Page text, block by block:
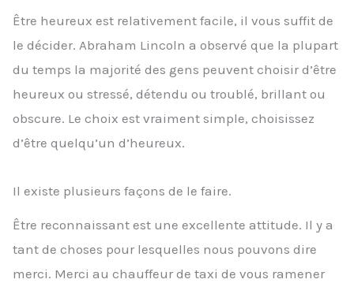
Être heureux est relativement facile, il vous suffit de
le décider. Abraham Lincoln a observé que la plupart
du temps la majorité des gens peuvent choisir d’être
heureux ou stressé, détendu ou troublé, brillant ou
obscure. Le choix est vraiment simple, choisissez
d’être quelqu’un d’heureux.
Il existe plusieurs façons de le faire.
Être reconnaissant est une excellente attitude. Il y a
tant de choses pour lesquelles nous pouvons dire
merci. Merci au chauffeur de taxi de vous ramener